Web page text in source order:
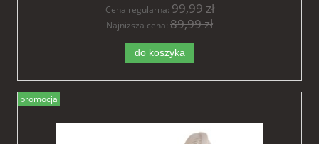
Cena regularna:99,99 zł
Najniższa cena: 89,99 zł
do koszyka
promocja